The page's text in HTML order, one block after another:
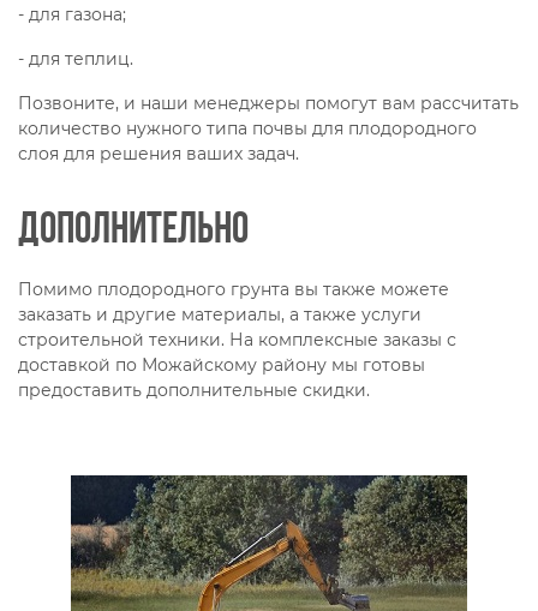
- для газона;
- для теплиц.
Позвоните, и наши менеджеры помогут вам рассчитать
количество нужного типа почвы для плодородного
слоя для решения ваших задач.
Дополнительно
Помимо плодородного грунта вы также можете
заказать и другие материалы, а также услуги
строительной техники. На комплексные заказы с
доставкой по Можайскому району мы готовы
предоставить дополнительные скидки.